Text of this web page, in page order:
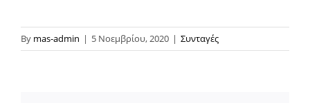
By mas-admin | 5 Νοεμβρίου, 2020 | Συνταγές